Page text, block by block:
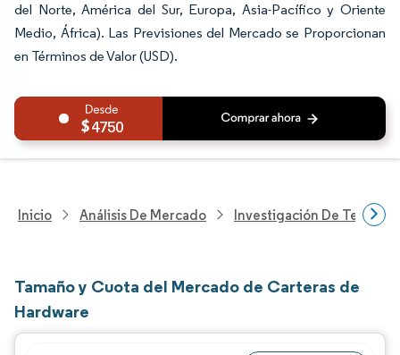
del Norte, América del Sur, Europa, Asia-Pacífico y Oriente
Medio, África). Las Previsiones del Mercado se Proporcionan
en Términos de Valor (USD).
4750
Inicio Análisis De Mercado Investigación De
Tamaño y Cuota del Mercado de Carteras de
Hardware